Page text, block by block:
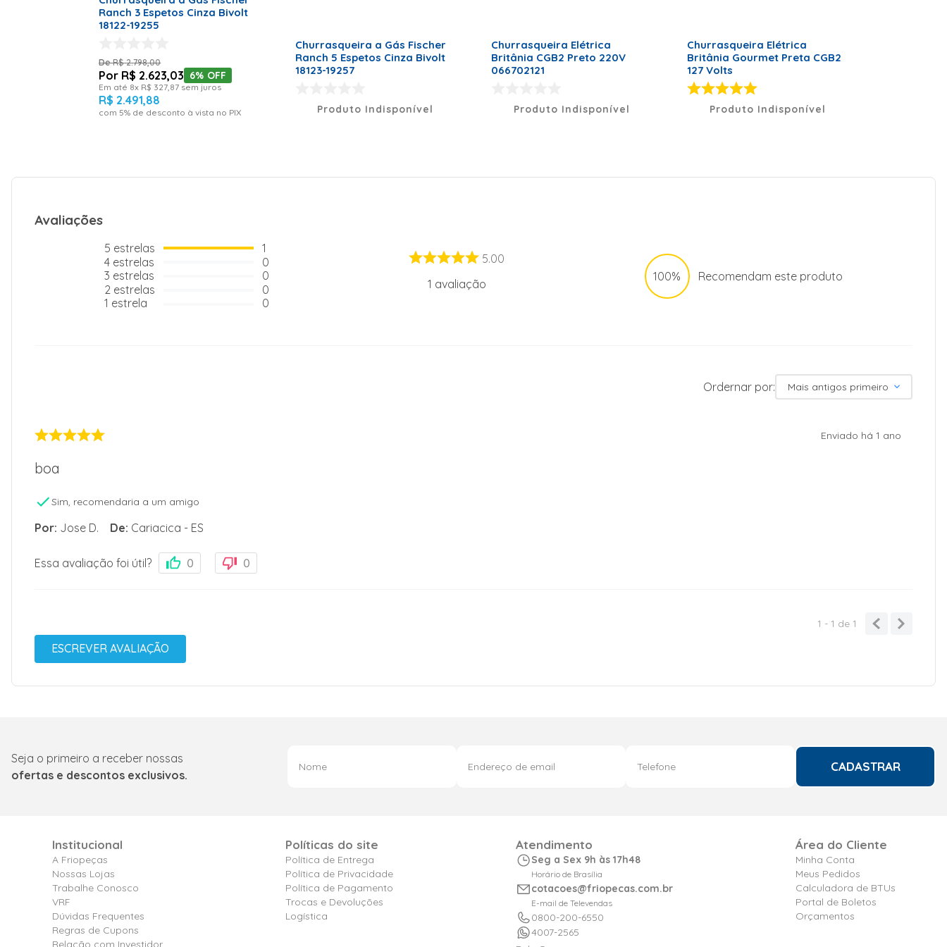
Ranch 3 Espetos Cinza Bivolt
18122-19255
R$ 2.798,00
R$ 2.623,03 6% OFF
Em até 8x R$ 327 87 sem juros
R$ 2.491,88
com 5% de desconto à vista no PIX
Churrasqueira a Gás Fischer
Ranch 5 Espetos Cinza Bivolt
18123-19257
Produto Indisponível
Churrasqueira Elétrica
Britânia CGB2 Preto 220V
066702121
Produto Indisponível
Churrasqueira Elétrica
Britânia Gourmet Preta CGB2
127 Volts
Produto Indisponível
Avaliações
5 estrelas
4 estrelas
3 estrelas
2 estrelas
1 estrela
1
0
0
0
0
5.00
1 avaliação
100% Recomendam este produto
Ordernar por: Mais antigos primeiro
Enviado há 1 ano
boa
Sim, recomendaria a um amigo
Por: Jose D. De: Cariacica - ES
Essa avaliação foi útil? 0 0
1 - 1 de 1
ESCREVER AVALIAÇÃO
Seja o primeiro a receber nossas
ofertas e descontos exclusivos.
CADASTRAR
Institucional
A Friopeças
Nossas Lojas
Trabalhe Conosco
VRF
Dúvidas Frequentes
Regras de Cupons
Relação com Investidor
Políticas do site
Política de Entrega
Política de Privacidade
Política de Pagamento
Trocas e Devoluções
Logística
Atendimento
Seg a Sex 9h às 17h48
Horário de Brasília
cotacoes@friopecas.com.br
E-mail de Televendas
0800-200-6550
4007-2565
Área do Cliente
Minha Conta
Meus Pedidos
Calculadora de BTUs
Portal de Boletos
Orçamentos